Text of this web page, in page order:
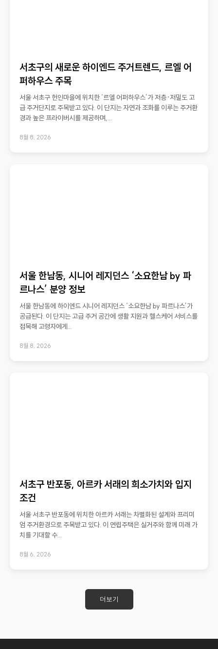
서초구의 새로운 하이엔드 주거트렌드, 르엘 어
퍼하우스 주목
서울 서초구 헌인마을에 위치한 ‘르엘 어퍼하우스’가 저층·저밀도 고
급 주거단지로 주목받고 있다. 이 단지는 자연과 조화를 이루는 주거환
경과 높은 프라이버시를 제공하며,...
8월 8, 2026
서울 한남동, 시니어 레지던스 ‘소요한남 by 파
르나스’ 분양 정보
서울 한남동에 하이엔드 시니어 레지던스 ‘소요한남 by 파르나스’가
공급된다. 이 단지는 고급 주거 공간에 생활 지원과 헬스케어 서비스를
접목해 고령자에게...
8월 8, 2026
서초구 반포동, 아르카 서래의 희소가치와 입지
조건
서울 서초구 반포동에 위치한 아르카 서래는 차별화된 설계와 프리미
엄 주거환경으로 주목받고 있다. 이 연립주택은 실거주와 함께 미래 가
치를 기대할 수...
8월 6, 2026
더보기